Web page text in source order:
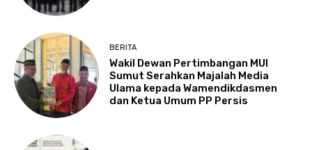
BERITA
Wakil Dewan Pertimbangan MUI
Sumut Serahkan Majalah Media
Ulama kepada Wamendikdasmen
dan Ketua Umum PP Persis